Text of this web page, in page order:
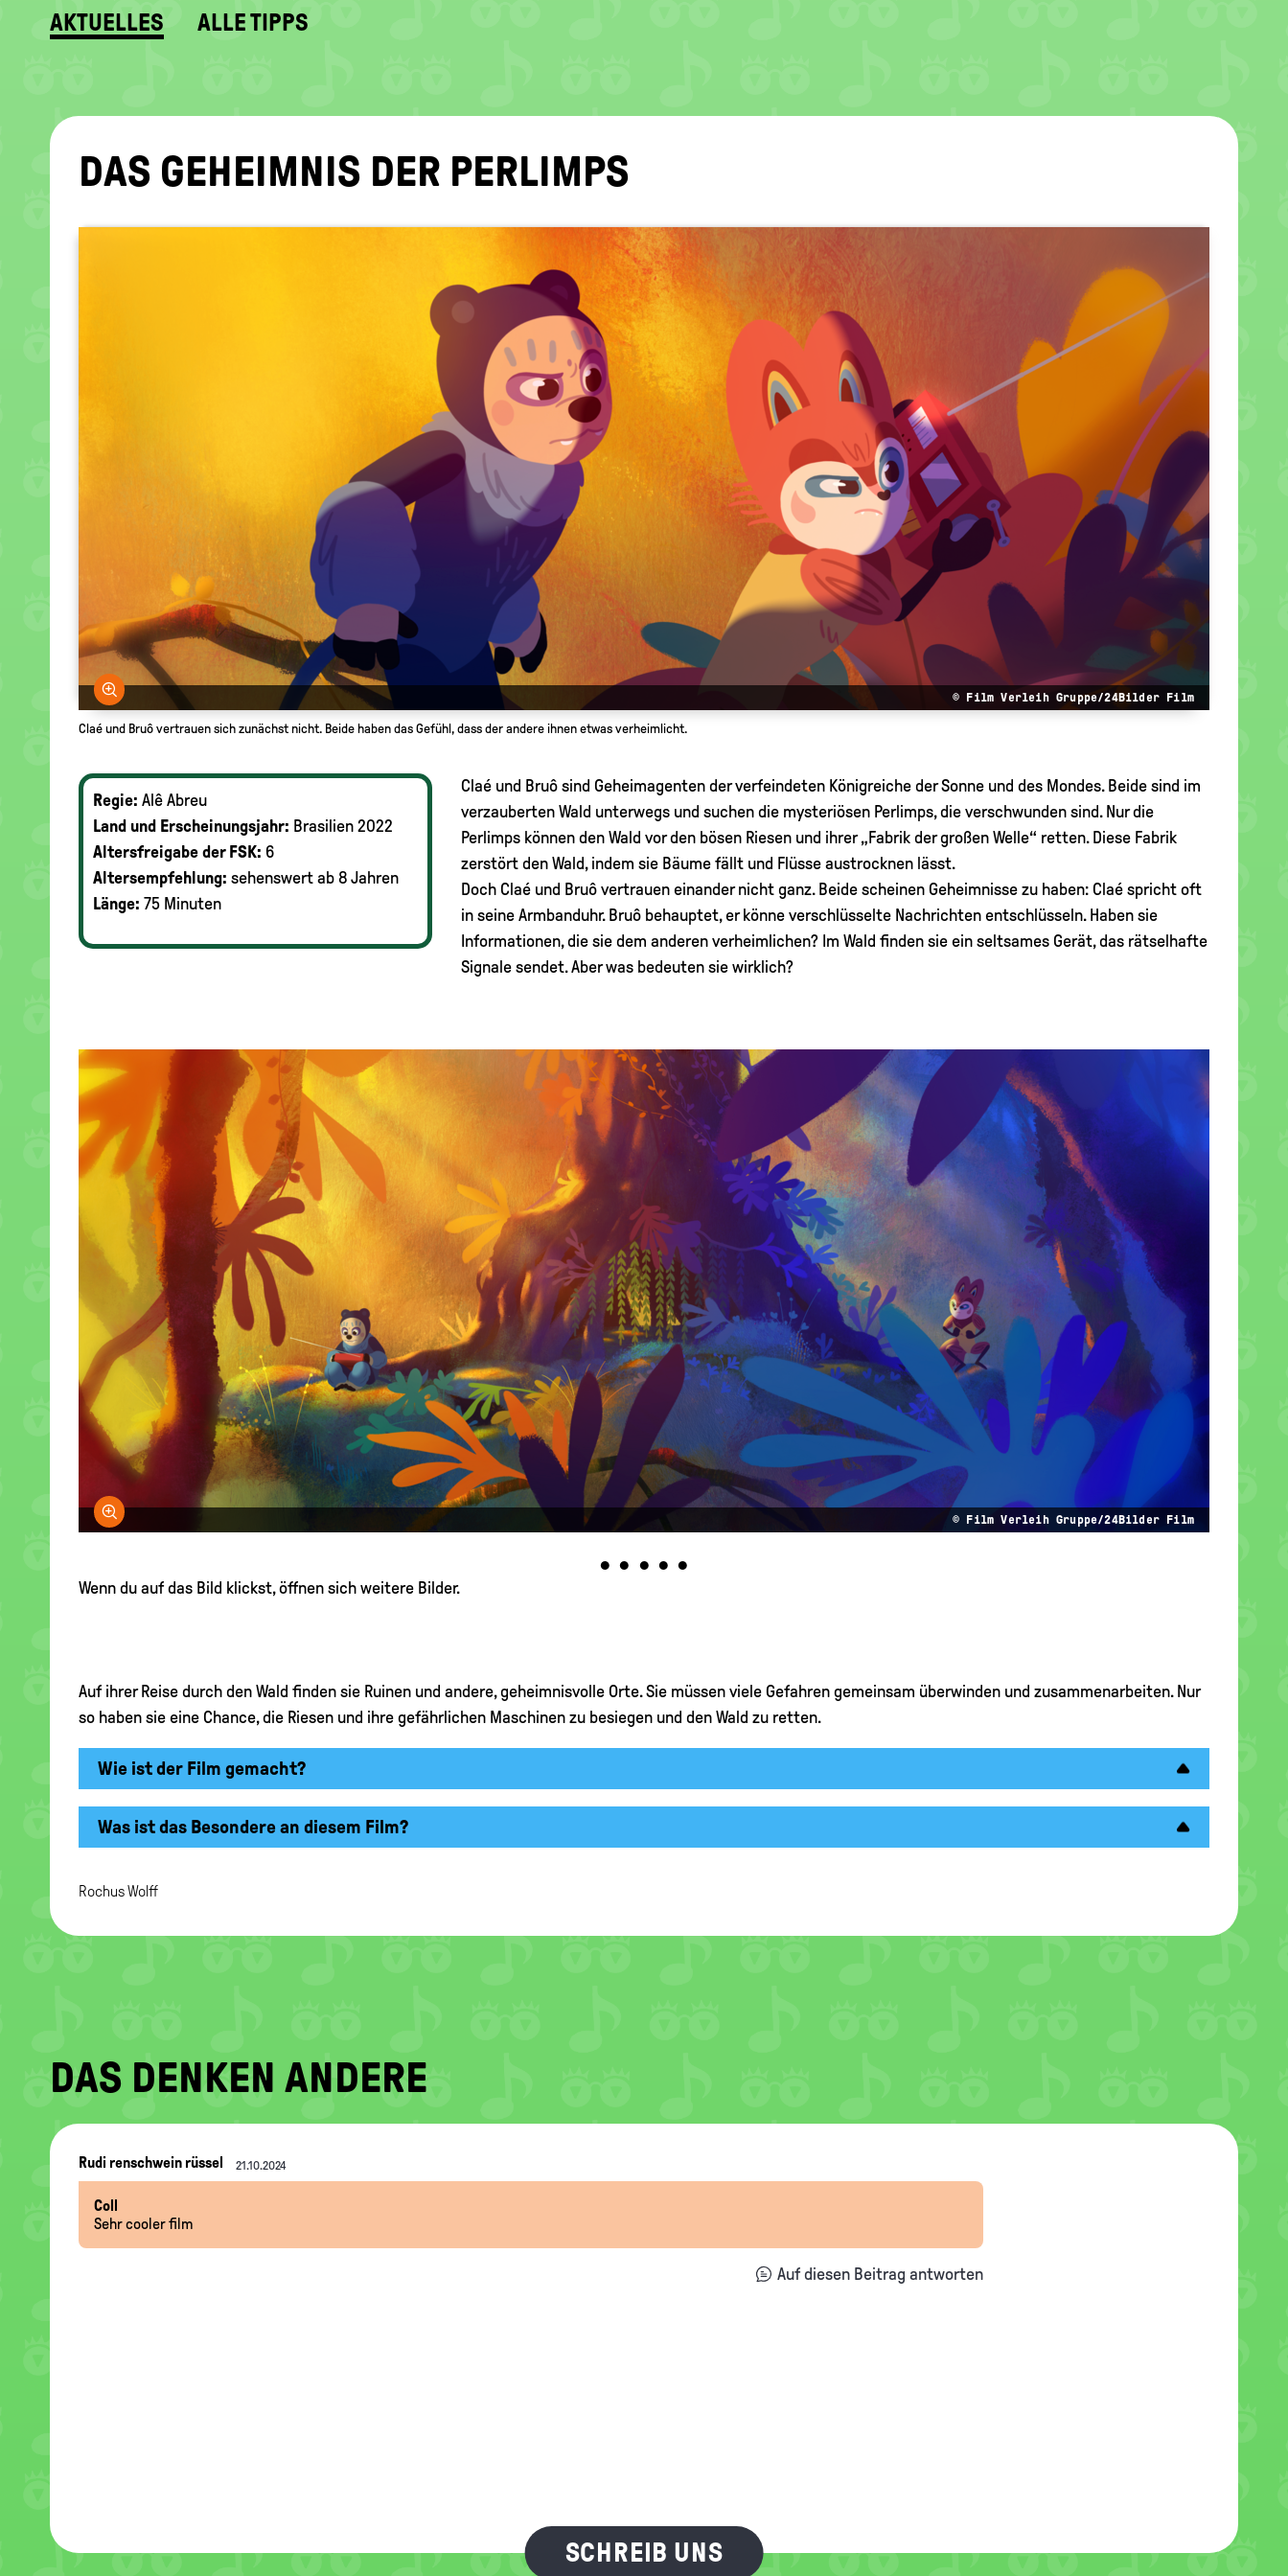
AKTUELLES ALLE TIPPS
DAS GE­HEIM­NIS DER PERLIMPS
Bild vergrößern
© Film Verleih Gruppe/24Bilder Film
Claé und Bruô vertrauen sich zunächst nicht. Beide haben das Gefühl, dass der andere ihnen etwas verheimlicht.
Regie: Alê Abreu
Land und Erscheinungsjahr: Brasilien 2022
Altersfreigabe der FSK: 6
Altersempfehlung: sehenswert ab 8 Jahren
Länge: 75 Minuten
Claé und Bruô sind Geheimagenten der verfeindeten Königreiche der Sonne und des Mondes. Beide sind im
verzauberten Wald unterwegs und suchen die mysteriösen Perlimps, die verschwunden sind. Nur die
Perlimps können den Wald vor den bösen Riesen und ihrer „Fabrik der großen Welle“ retten. Diese Fabrik
zerstört den Wald, indem sie Bäume fällt und Flüsse austrocknen lässt.
Doch Claé und Bruô vertrauen einander nicht ganz. Beide scheinen Geheimnisse zu haben: Claé spricht oft
in seine Armbanduhr. Bruô behauptet, er könne verschlüsselte Nachrichten entschlüsseln. Haben sie
Informationen, die sie dem anderen verheimlichen? Im Wald finden sie ein seltsames Gerät, das rätselhafte
Signale sendet. Aber was bedeuten sie wirklich?
Bild vergrößern
© Film Verleih Gruppe/24Bilder Film
•• •••
Wenn du auf das Bild klickst, öffnen sich weitere Bilder.
Auf ihrer Reise durch den Wald finden sie Ruinen und andere, geheimnisvolle Orte. Sie müssen viele Gefahren gemeinsam überwinden und zusammenarbeiten. Nur
so haben sie eine Chance, die Riesen und ihre gefährlichen Maschinen zu besiegen und den Wald zu retten.
Wie ist der Film gemacht?
Was ist das Besondere an diesem Film?
Rochus Wolff
DAS DENKEN ANDERE
Nachrichten-
Thread
Rudi renschwein rüssel 21.10.2024
Coll
Sehr cooler film
Auf diesen Beitrag antworten
SCHREIB UNS